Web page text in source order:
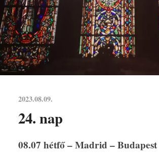
2023.08.09.
24. nap
08.07 hétfő – Madrid – Budapest